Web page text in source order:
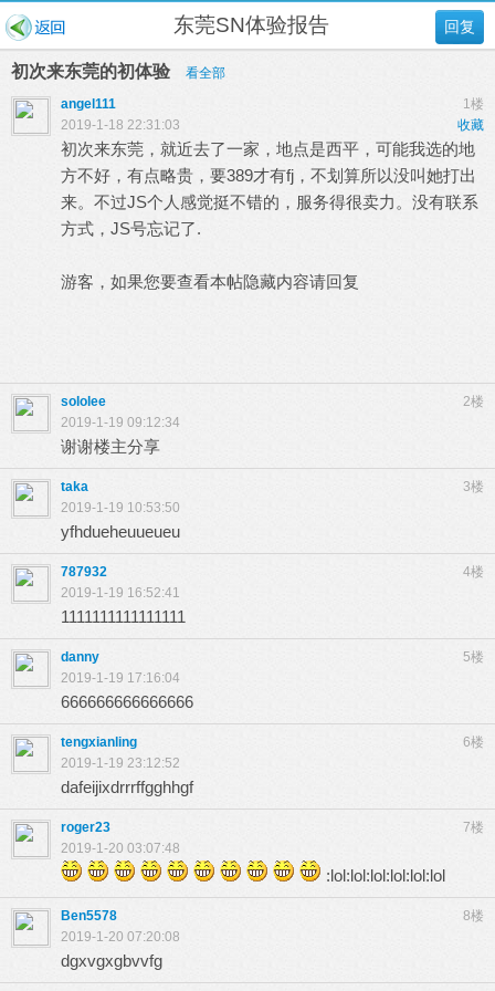
回复
东莞SN体验报告
初次来东莞的初体验
看全部
1楼
angel111
收藏
2019-1-18 22:31:03
初次来东莞，就近去了一家，地点是西平，可能我选的地
方不好，有点略贵，要389才有fj，不划算所以没叫她打出
来。不过JS个人感觉挺不错的，服务得很卖力。没有联系
方式，JS号忘记了.
游客，如果您要查看本帖隐藏内容请回复
2楼
sololee
2019-1-19 09:12:34
谢谢楼主分享
3楼
taka
2019-1-19 10:53:50
yfhdueheuueueu
4楼
787932
2019-1-19 16:52:41
1111111111111111
5楼
danny
2019-1-19 17:16:04
666666666666666
6楼
tengxianling
2019-1-19 23:12:52
dafeijixdrrrffgghhgf
7楼
roger23
2019-1-20 03:07:48
:lol:lol:lol:lol:lol:lol
8楼
Ben5578
2019-1-20 07:20:08
dgxvgxgbvvfg